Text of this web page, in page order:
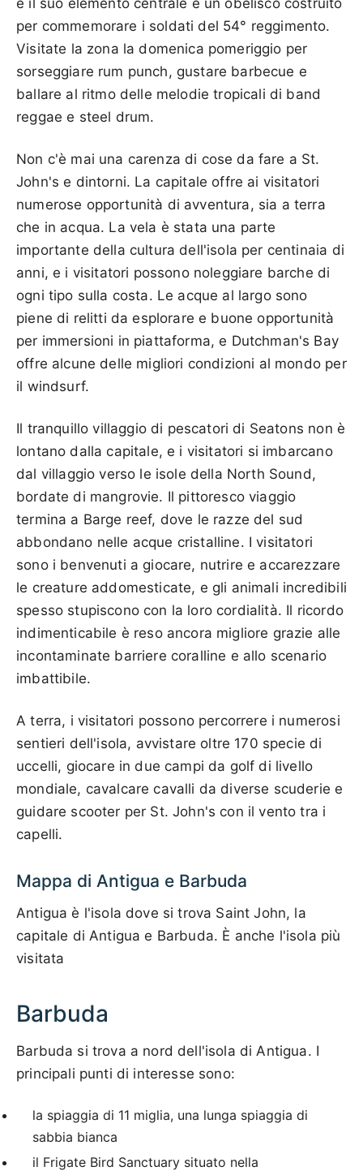
per commemorare i soldati del 54° reggimento.
Visitate la zona la domenica pomeriggio per
sorseggiare rum punch, gustare barbecue e
ballare al ritmo delle melodie tropicali di band
reggae e steel drum.
Non c'è mai una carenza di cose da fare a St.
John's e dintorni. La capitale offre ai visitatori
numerose opportunità di avventura, sia a terra
che in acqua. La vela è stata una parte
importante della cultura dell'isola per centinaia di
anni, e i visitatori possono noleggiare barche di
ogni tipo sulla costa. Le acque al largo sono
piene di relitti da esplorare e buone opportunità
per immersioni in piattaforma, e Dutchman's Bay
offre alcune delle migliori condizioni al mondo per
il windsurf.
Il tranquillo villaggio di pescatori di Seatons non è
lontano dalla capitale, e i visitatori si imbarcano
dal villaggio verso le isole della North Sound,
bordate di mangrovie. Il pittoresco viaggio
termina a Barge reef, dove le razze del sud
abbondano nelle acque cristalline. I visitatori
sono i benvenuti a giocare, nutrire e accarezzare
le creature addomesticate, e gli animali incredibili
spesso stupiscono con la loro cordialità. Il ricordo
indimenticabile è reso ancora migliore grazie alle
incontaminate barriere coralline e allo scenario
imbattibile.
A terra, i visitatori possono percorrere i numerosi
sentieri dell'isola, avvistare oltre 170 specie di
uccelli, giocare in due campi da golf di livello
mondiale, cavalcare cavalli da diverse scuderie e
guidare scooter per St. John's con il vento tra i
capelli.
Mappa di Antigua e Barbuda
Antigua è l'isola dove si trova Saint John, la
capitale di Antigua e Barbuda. È anche l'isola più
visitata
Barbuda
Barbuda si trova a nord dell'isola di Antigua. I
principali punti di interesse sono:
la spiaggia di 11 miglia, una lunga spiaggia di
sabbia bianca
il Frigate Bird Sanctuary situato nella